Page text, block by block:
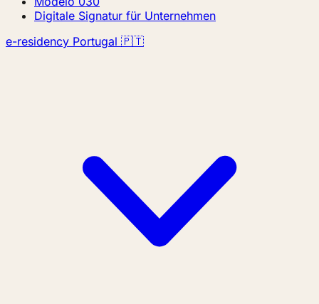
Digitale Signatur für Unternehmen
e-residency Portugal 🇵🇹